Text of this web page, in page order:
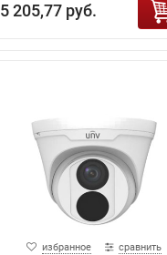
5 205,77 руб.
избранное сравнить